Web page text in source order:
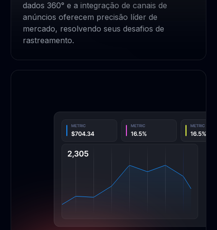
dados 360° e a integração de canais de
anúncios oferecem precisão líder de
mercado, resolvendo seus desafios de
rastreamento.